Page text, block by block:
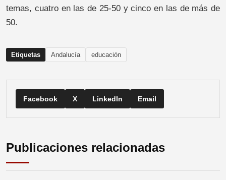
temas, cuatro en las de 25-50 y cinco en las de más de
50.
Etiquetas Andalucía educación
Facebook X LinkedIn Email
Publicaciones relacionadas